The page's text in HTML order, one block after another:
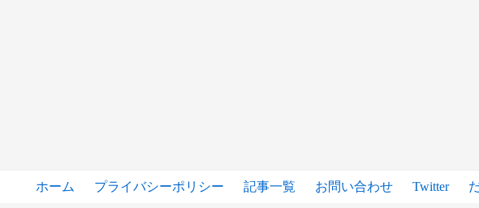
ホーム プライバシーポリシー 記事一覧 お問い合わせ Twitter